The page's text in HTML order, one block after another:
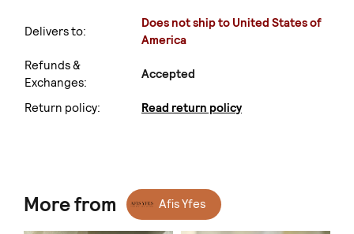
Delivers to:
Does not ship to United States of
America
Refunds &
Exchanges:
Accepted
Return policy: Read return policy
More from Afis Yfes